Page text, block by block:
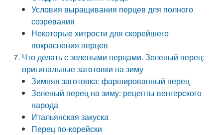
Условия выращивания перцев для полного
созревания
Некоторые хитрости для скорейшего
покраснения перцев
Что делать с зелеными перцами. Зеленый перец:
оригинальные заготовки на зиму
Зимняя заготовка: фаршированный перец
Зеленый перец на зиму: рецепты венгерского
народа
Итальянская закуска
Перец по-корейски